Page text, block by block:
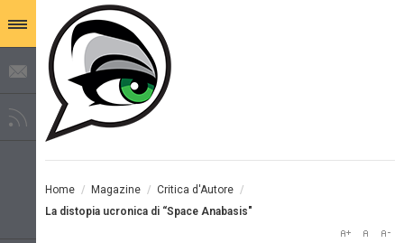
Home / Magazine / Critica d'Autore /
La distopia ucronica di “Space Anabasis"